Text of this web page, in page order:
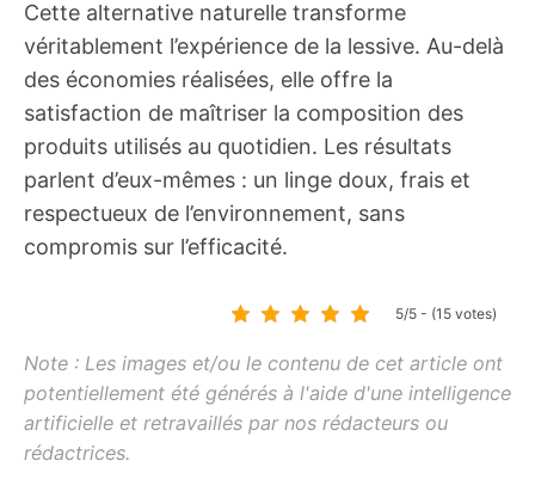
Cette alternative naturelle transforme
véritablement l’expérience de la lessive. Au-delà
des économies réalisées, elle offre la
satisfaction de maîtriser la composition des
produits utilisés au quotidien. Les résultats
parlent d’eux-mêmes : un linge doux, frais et
respectueux de l’environnement, sans
compromis sur l’efficacité.
5/5 - (15 votes)